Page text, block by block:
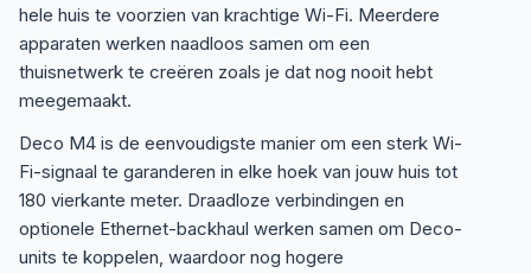
hele huis te voorzien van krachtige Wi-Fi. Meerdere
apparaten werken naadloos samen om een
thuisnetwerk te creëren zoals je dat nog nooit hebt
meegemaakt.
Deco M4 is de eenvoudigste manier om een sterk Wi-
Fi-signaal te garanderen in elke hoek van jouw huis tot
180 vierkante meter. Draadloze verbindingen en
optionele Ethernet-backhaul werken samen om Deco-
units te koppelen, waardoor nog hogere